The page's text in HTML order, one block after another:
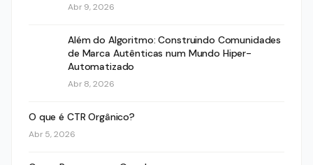
Abr 9, 2026
Além do Algoritmo: Construindo Comunidades
de Marca Autênticas num Mundo Hiper-
Automatizado
Abr 8, 2026
O que é CTR Orgânico?
Abr 5, 2026